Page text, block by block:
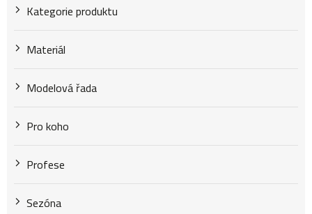
Kategorie produktu
Materiál
Modelová řada
Pro koho
Profese
Sezóna